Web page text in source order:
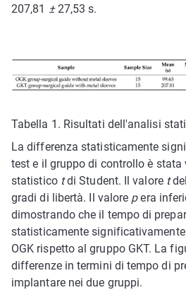
207,81 ± 27,53 s.
Tabella 1. Risultati dell'analisi
La differenza statisticamente
test e il gruppo di controllo è
statistico tdi Student. Il valore t
gradi di libertà. Il valore pera
dimostrando che il tempo di
statisticamente
OGK rispetto al gruppo GKT. La
differenze in termini di tempo di
implantare nei due gruppi.